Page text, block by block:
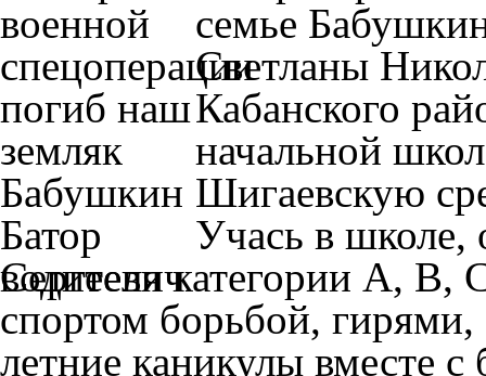
семье
Светланы
Кабанского
начальной
Шигаевскую
Учась в школе,
водителя категории А, В,
спортом борьбой,
летние каникулы вместе с